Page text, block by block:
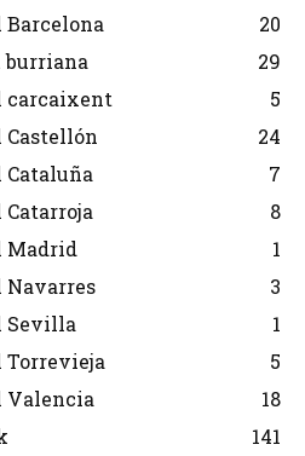
20
29
carcaixent
5
24
7
8
Madrid
1
3
Sevilla
1
5
Valencia
18
141